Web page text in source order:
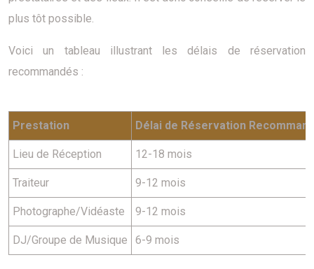
plus tôt possible.
Voici un tableau illustrant les délais de réservation
recommandés :
Prestation Délai de Réservation
Lieu de Réception 12-18 mois
Traiteur 9-12 mois
Photographe/Vidéaste 9-12 mois
DJ/Groupe de Musique 6-9 mois